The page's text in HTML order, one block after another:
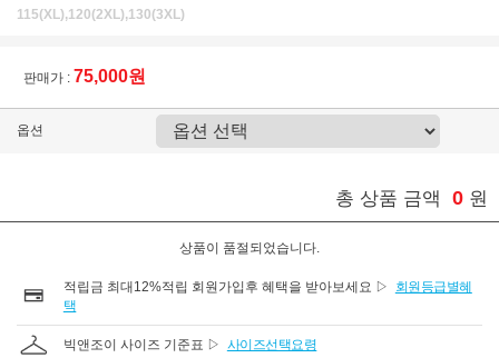
115(XL),120(2XL),130(3XL)
판매가 : 75,000원
옵션
총 상품 금액 0 원
상품이 품절되었습니다.
적립금 최대12%적립 회원가입후 혜택을 받아보세요 ▷
회원등급별혜
택
빅앤조이 사이즈 기준표 ▷ 사이즈선택요령